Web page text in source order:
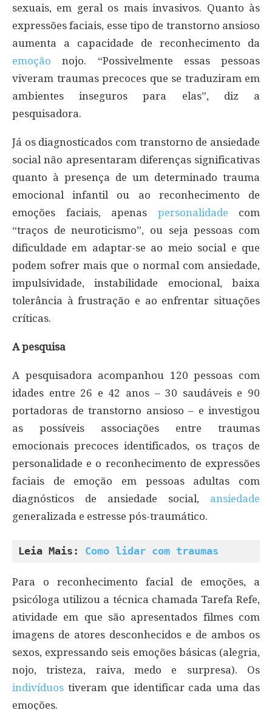
sexuais, em geral os mais invasivos. Quanto às
expressões faciais, esse tipo de transtorno ansioso
aumenta a capacidade de reconhecimento da
emoçãonojo. “Possivelmente essas pessoas
viveram traumas precoces que se traduziram em
ambientes inseguros para elas”, diz a
pesquisadora.
Já os diagnosticados com transtorno de ansiedade
social não apresentaram diferenças significativas
quanto à presença de um determinado trauma
emocional infantil ou ao reconhecimento de
emoções faciais, apenas personalidade com
“traços de neuroticismo”, ou seja pessoas com
dificuldade em adaptar-se ao meio social e que
podem sofrer mais que o normal com ansiedade,
impulsividade, instabilidade emocional, baixa
tolerância à frustração e ao enfrentar situações
críticas.
A pesquisa
A pesquisadora acompanhou 120 pessoas com
idades entre 26 e 42 anos – 30 saudáveis e 90
portadoras de transtorno ansioso – e investigou
as possíveis associações entre traumas
emocionais precoces identificados, os traços de
personalidade e o reconhecimento de expressões
faciais de emoção em pessoas adultas com
diagnósticos de ansiedade social, ansiedade
generalizada e estresse pós-traumático.
Leia Mais: Como lidar com traumas
Para o reconhecimento facial de emoções, a
psicóloga utilizou a técnica chamada Tarefa Refe,
atividade em que são apresentados filmes com
imagens de atores desconhecidos e de ambos os
sexos, expressando seis emoções básicas (alegria,
nojo, tristeza, raiva, medo e surpresa). Os
indivíduos tiveram que identificar cada uma das
emoções.